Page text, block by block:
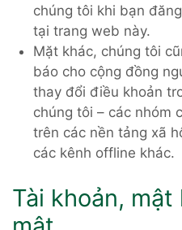
chúng tôi khi bạn
tại trang web này.
Mặt khác, chúng tôi
báo cho cộng đồng
thay đổi điều khoản
chúng tôi – các nhóm
trên các nền tảng xã
các kênh offline khác.
Tài khoản, mật